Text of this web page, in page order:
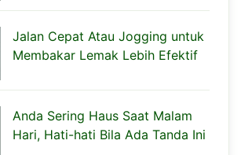
Jalan Cepat Atau Jogging untuk
Membakar Lemak Lebih Efektif
Anda Sering Haus Saat Malam
Hari, Hati-hati Bila Ada Tanda Ini